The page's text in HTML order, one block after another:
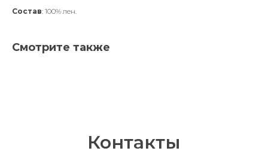
Состав: 100% лен.
Смотрите также
Контакты